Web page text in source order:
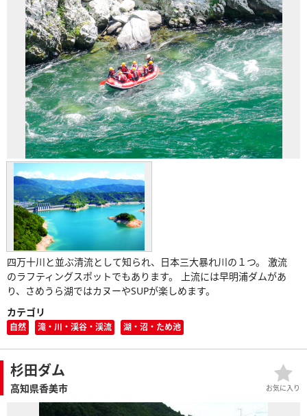
四万十川と並ぶ清流として知られ、日本三大暴れ川の１つ。 激流
のラフティングスポットでもあります。 上流には早明浦ダムがあ
り、さめうら湖ではカヌーやSUPが楽しめます。
カテゴリ
自然 滝・川・渓谷・渓流 湖・沼・ため池
杉田ダム
高知県香美市 お気に入り